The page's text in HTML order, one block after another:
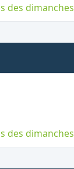
des dimanches
des dimanches